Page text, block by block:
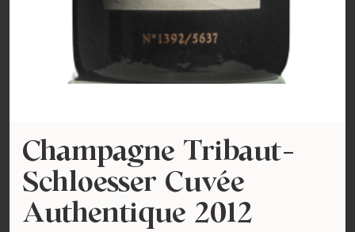
Champagne Tribaut-
Schloesser Cuvée
Authentique 2012